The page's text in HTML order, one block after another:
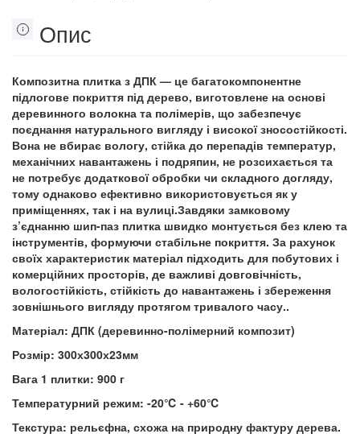
Опис
Композитна плитка з ДПК — це багатокомпонентне
підлогове покриття під дерево, виготовлене на основі
деревинного волокна та полімерів, що забезпечує
поєднання натурального вигляду і високої зносостійкості.
Вона не вбирає вологу, стійка до перепадів температур,
механічних навантажень і подряпин, не розсихається та
не потребує додаткової обробки чи складного догляду,
тому однаково ефективно використовується як у
приміщеннях, так і на вулиці.Завдяки замковому
з’єднанню шип-паз плитка швидко монтується без клею та
інструментів, формуючи стабільне покриття. За рахунок
своїх характеристик матеріал підходить для побутових і
комерційних просторів, де важливі довговічність,
вологостійкість, стійкість до навантажень і збереження
зовнішнього вигляду протягом тривалого часу..
Матеріал: ДПК (деревинно-полімерний композит)
Розмір: 300х300х23мм
Вага 1 плитки: 900 г
Температурний режим: -20℃ - +60℃
Текстура: рельєфна, схожа на природну фактуру дерева.